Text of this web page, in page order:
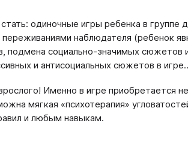
одиночные игры ребенка в группе
наблюдателя (ребенок
подмена социально-значимых сюжетов
и антисоциальных сюжетов в
Именно в игре приобретается
мягкая «психотерапия»
и любым навыкам.